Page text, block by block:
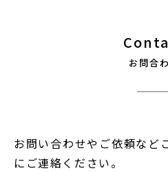
お問合
お問い合わせやご依頼など
にご連絡ください。